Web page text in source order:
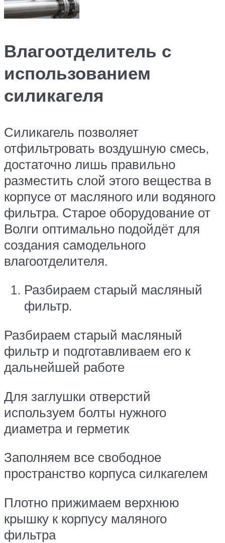
Влагоотделитель с
использованием
силикагеля
Силикагель позволяет
отфильтровать воздушную смесь,
достаточно лишь правильно
разместить слой этого вещества в
корпусе от масляного или водяного
фильтра. Старое оборудование от
Волги оптимально подойдёт для
создания самодельного
влагоотделителя.
Разбираем старый масляный
фильтр.
Разбираем старый масляный
фильтр и подготавливаем его к
дальнейшей работе
Для заглушки отверстий
используем болты нужного
диаметра и герметик
Заполняем все свободное
пространство корпуса силкагелем
Плотно прижимаем верхнюю
крышку к корпусу маляного
фильтра